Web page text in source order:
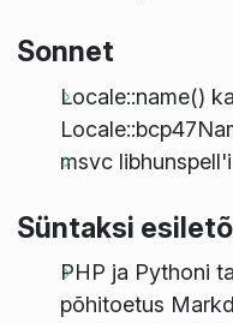
Sonnet
Locale::name()
msvc
Süntaksi
PHP ja Pythoni
põhitoetus